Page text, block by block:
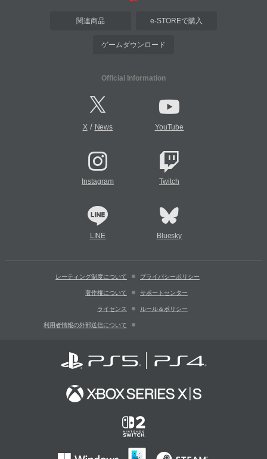
関連商品 e-STOREで購入
ゲームダウンロード
Official Information
X/ News YouTube
Instagram Twitch
LINE Bluesky
レーティング制度について プライバシーポリシー
著作権について サポートセンター
ライセンス ルール＆ポリシー
利用者情報の外部送信について